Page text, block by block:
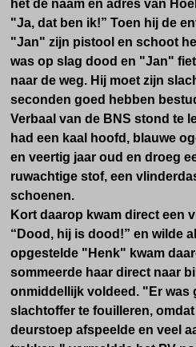
het de naam en adres van
"Ja, dat ben ik!” Toen hij de
"Jan" zijn pistool en schoot
was op slag dood en "Jan"
naar de weg. Hij moet zijn
seconden goed hebben
Verbaal van de BNS stond te
had een kaal hoofd, blauwe
en veertig jaar oud en droeg
ruwachtige stof, een
schoenen.
Kort daarop kwam direct een
“Dood, hij is dood!” en wilde
opgestelde "Henk" kwam
sommeerde haar direct naar
onmiddellijk voldeed. "Er was
slachtoffer te fouilleren,
deurstoep afspeelde en veel